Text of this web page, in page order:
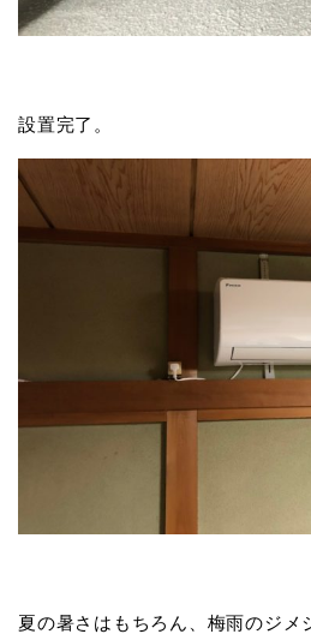
設置完了。
夏の暑さはもちろん、梅雨のジメ